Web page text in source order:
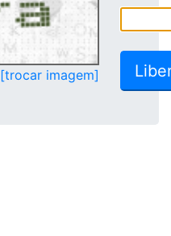
[trocar imagem]